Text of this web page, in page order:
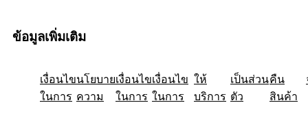
ข้อมูลเพิ่มเติม
เงื่อนไข
ในการ
ให้
บริการ
นโยบาย
ความ
เป็นส่วน
ตัว
เงื่อนไข
ในการ
คืน
สินค้า
เงื่อนไข
ในการ